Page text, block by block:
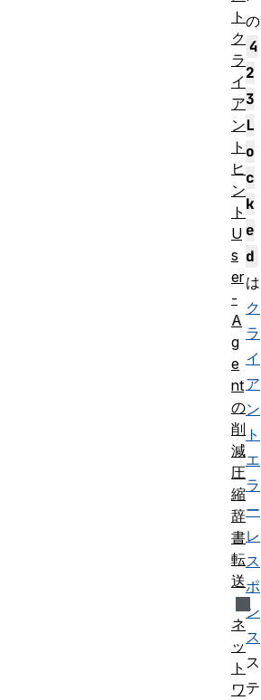
の
4
2
3
L
o
c
k
e
d
は
ク
ラ
イ
ア
ン
ト
エ
ラ
ー
レ
ス
ポ
ン
ス
ス
テ
ト
ク
ラ
イ
ア
ン
ト
ヒ
ン
ト
U
s
er
-
A
g
e
nt
の
削
減
圧
縮
辞
書
転
送
ネ
ッ
ト
ワ